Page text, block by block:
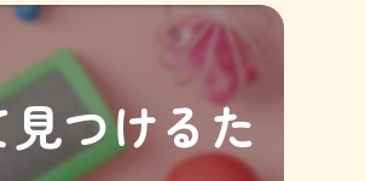
コラム
つけるた